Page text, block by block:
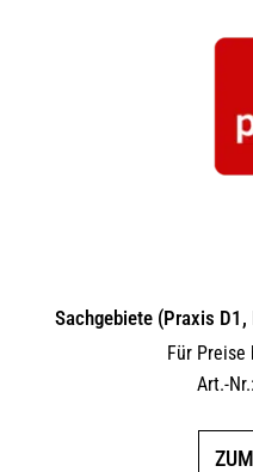
Sachgebiete (Praxis D1,
Für
Art.-